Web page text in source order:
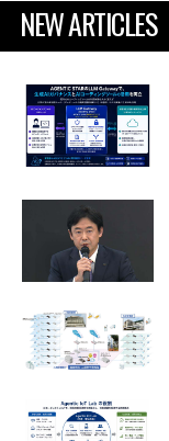
NEW ARTICLES